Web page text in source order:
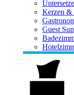
Kerzen &
Guest